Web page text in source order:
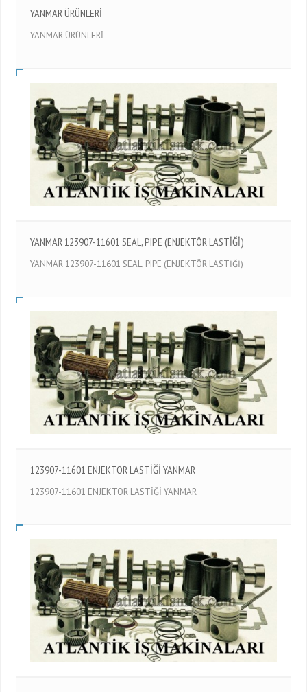
YANMAR ÜRÜNLERİ
YANMAR ÜRÜNLERİ
YANMAR 123907-11601 SEAL, PIPE (ENJEKTÖR LASTİĞİ)
YANMAR 123907-11601 SEAL, PIPE (ENJEKTÖR LASTİĞİ)
123907-11601 ENJEKTÖR LASTİĞİ YANMAR
123907-11601 ENJEKTÖR LASTİĞİ YANMAR